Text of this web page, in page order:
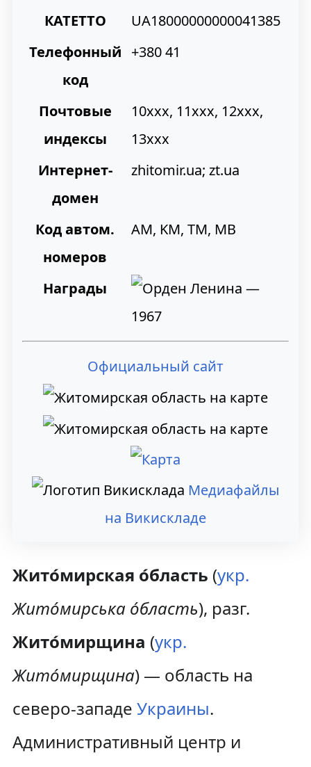
КАТЕТТО
UA18000000000041385
Телефонный
код
+380 41
Почтовые
индексы
10xxx, 11xxx, 12xxx,
13xxx
Интернет-
домен
zhitomir.ua; zt.ua
Код автом.
номеров
AM, KM, TM, MB
Награды
Официальный сайт
Медиафайлы
на Викискладе
Жито́мирская о́бласть (укр.
Жито́мирська о́бласть), разг.
Жито́мирщина (укр.
Жито́мирщина) — область на
северо-западе Украины.
Административный центр и